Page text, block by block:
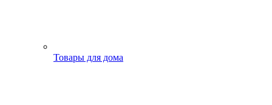
Товары для дома